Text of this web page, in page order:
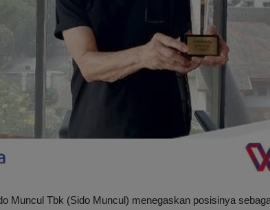
Muncul Tbk (Sido Muncul) menegaskan posisinya